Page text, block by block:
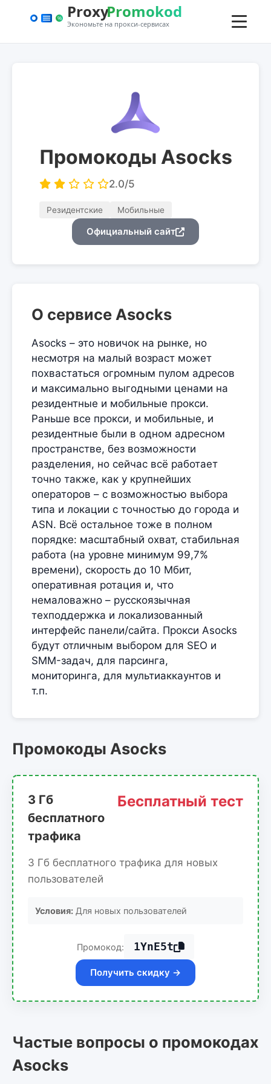
Промокоды Asocks
2.0/5
Резидентские Мобильные
Официальный сайт
О сервисе Asocks
Asocks – это новичок на рынке, но
несмотря на малый возраст может
похвастаться огромным пулом адресов
и максимально выгодными ценами на
резидентные и мобильные прокси.
Раньше все прокси, и мобильные, и
резидентные были в одном адресном
пространстве, без возможности
разделения, но сейчас всё работает
точно также, как у крупнейших
операторов – с возможностью выбора
типа и локации с точностью до города и
ASN. Всё остальное тоже в полном
порядке: масштабный охват, стабильная
работа (на уровне минимум 99,7%
времени), скорость до 10 Мбит,
оперативная ротация и, что
немаловажно – русскоязычная
техподдержка и локализованный
интерфейс панели/сайта. Прокси Asocks
будут отличным выбором для SEO и
SMM-задач, для парсинга,
мониторинга, для мультиаккаунтов и
т.п.
Промокоды Asocks
3 Гб
бесплатного
трафика
Бесплатный тест
3 Гб бесплатного трафика для новых
пользователей
Условия: Для новых пользователей
Промокод: 1YnE5t
Получить скидку →
Частые вопросы о промокодах
Asocks